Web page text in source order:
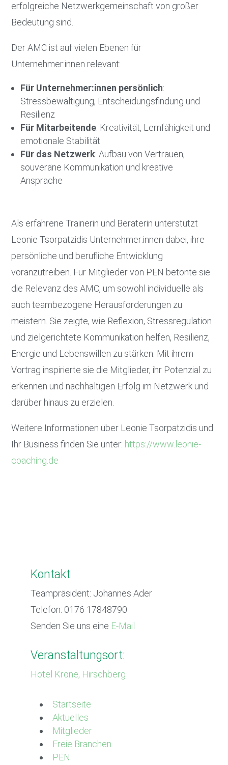
erfolgreiche Netzwerkgemeinschaft von großer
Bedeutung sind.
Der AMC ist auf vielen Ebenen für
Unternehmer:innen relevant:
Für Unternehmer:innen persönlich:
Stressbewältigung, Entscheidungsfindung und
Resilienz
Für Mitarbeitende: Kreativität, Lernfähigkeit und
emotionale Stabilität
Für das Netzwerk: Aufbau von Vertrauen,
souveräne Kommunikation und kreative
Ansprache
Als erfahrene Trainerin und Beraterin unterstützt
Leonie Tsorpatzidis Unternehmer:innen dabei, ihre
persönliche und berufliche Entwicklung
voranzutreiben. Für Mitglieder von PEN betonte sie
die Relevanz des AMC, um sowohl individuelle als
auch teambezogene Herausforderungen zu
meistern. Sie zeigte, wie Reflexion, Stressregulation
und zielgerichtete Kommunikation helfen, Resilienz,
Energie und Lebenswillen zu stärken. Mit ihrem
Vortrag inspirierte sie die Mitglieder, ihr Potenzial zu
erkennen und nachhaltigen Erfolg im Netzwerk und
darüber hinaus zu erzielen.
Weitere Informationen über Leonie Tsorpatzidis und
Ihr Business finden Sie unter: https://www.leonie-
coaching.de
Kontakt
Teampräsident: Johannes Ader
Telefon: 0176 17848790
Senden Sie uns eine E-Mail
Veranstaltungsort:
Hotel Krone, Hirschberg
Startseite
Aktuelles
Mitglieder
Freie Branchen
PEN